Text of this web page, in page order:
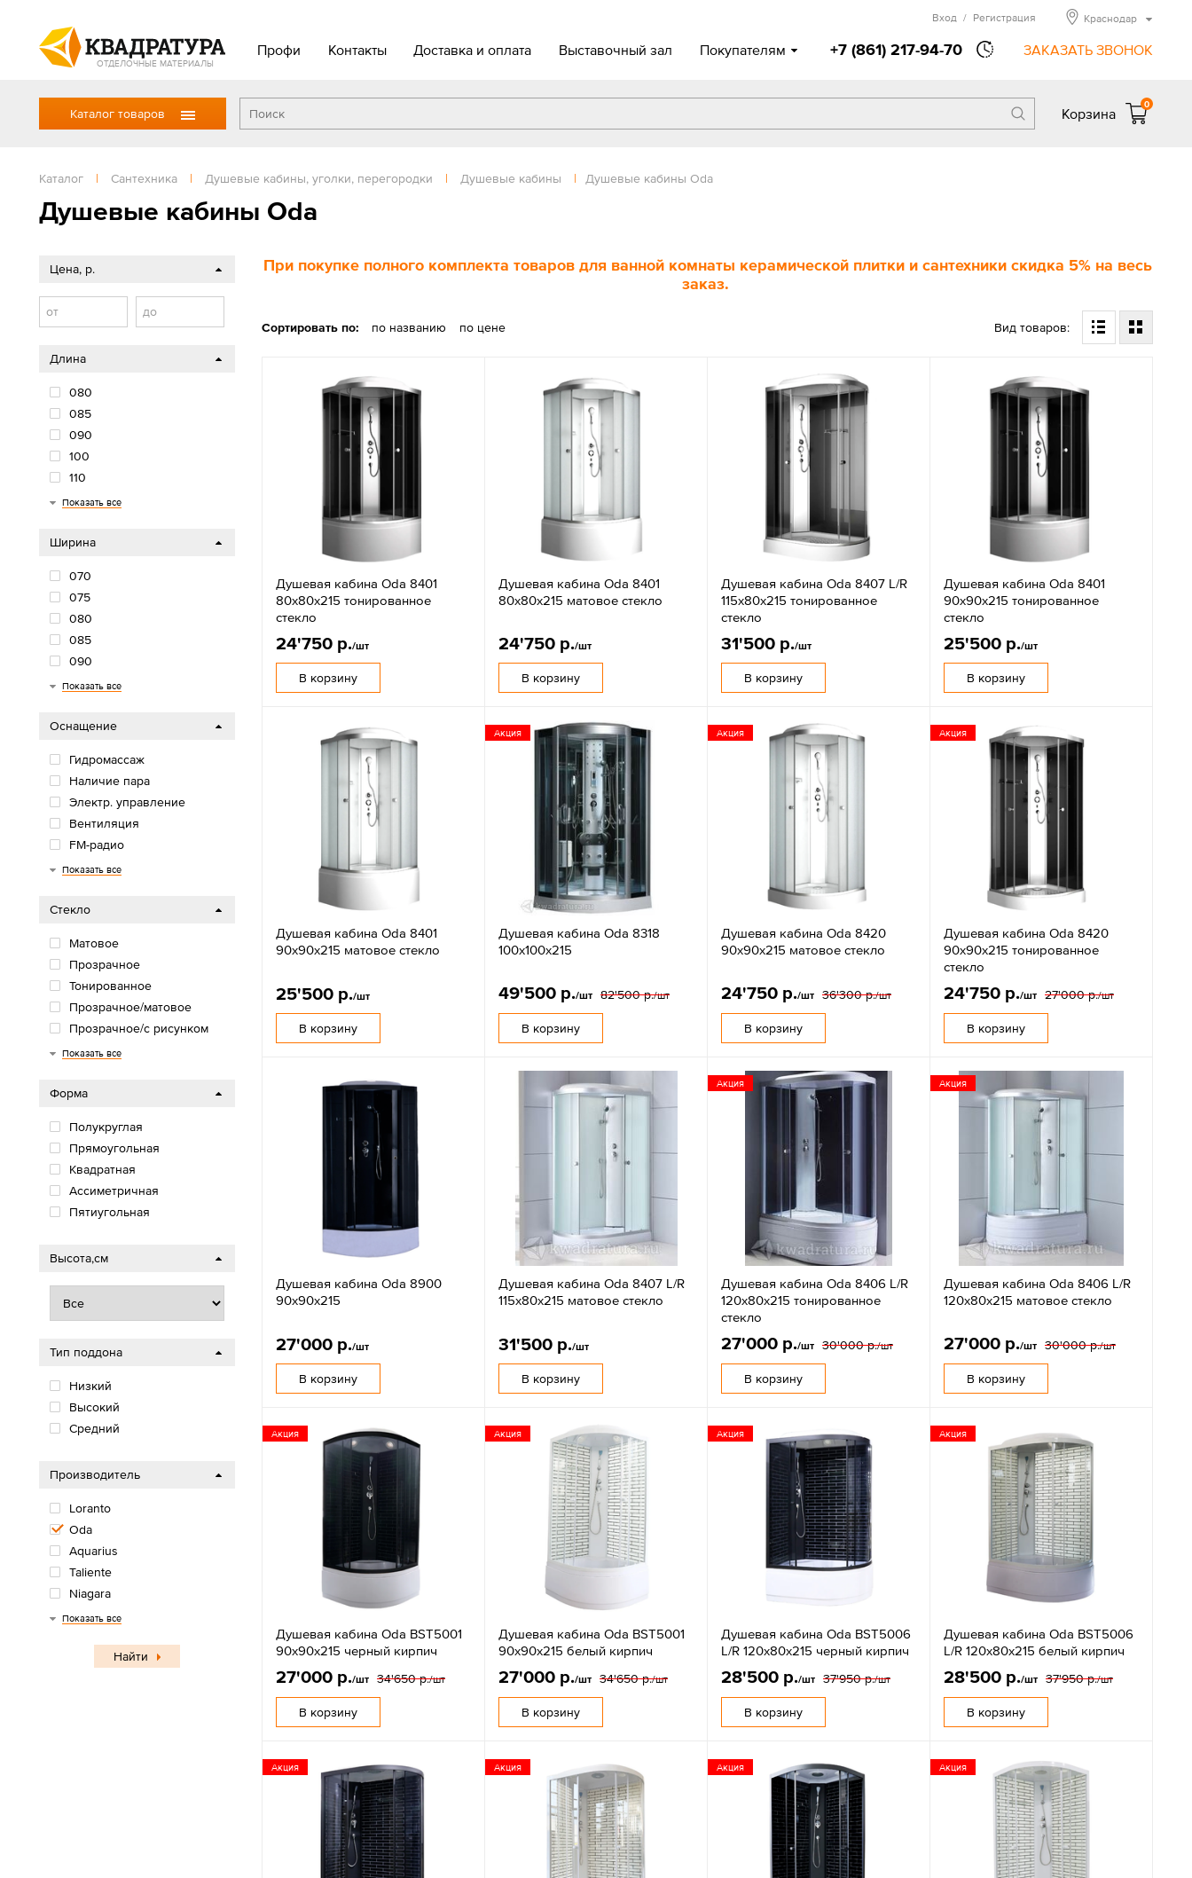
ОТДЕЛОЧНЫЕ МАТЕРИАЛЫ
Профи Контакты Доставка и оплата Выставочный зал Покупателям +7 (861) 217-94-70 ЗАКАЗАТЬ ЗВОНОК
Вход / Регистрация Краснодар
Каталог товаров Корзина
0
Каталог | Сантехника | Душевые кабины, уголки, перегородки | Душевые кабины | Душевые кабины Oda
Душевые кабины Oda
При покупке полного комплекта товаров для ванной комнаты керамической плитки и сантехники скидка 5% на весь
заказ.
Сортировать по: по названию по цене Вид товаров:
Душевая кабина Oda 8401
80х80х215 тонированное
стекло
24'750 р./шт
В корзину
Душевая кабина Oda 8401
80х80х215 матовое стекло
24'750 р./шт
В корзину
Душевая кабина Oda 8407 L/R
115х80х215 тонированное
стекло
31'500 р./шт
В корзину
Душевая кабина Oda 8401
90х90х215 тонированное
стекло
25'500 р./шт
В корзину
Душевая кабина Oda 8401
90х90х215 матовое стекло
25'500 р./шт
В корзину
Акция
Душевая кабина Oda 8318
100х100х215
49'500 р./шт 82'500 р./шт
В корзину
Акция
Душевая кабина Oda 8420
90х90х215 матовое стекло
24'750 р./шт 36'300 р./шт
В корзину
Акция
Душевая кабина Oda 8420
90х90х215 тонированное
стекло
24'750 р./шт 27'000 р./шт
В корзину
Душевая кабина Oda 8900
90х90х215
27'000 р./шт
В корзину
Душевая кабина Oda 8407 L/R
115х80х215 матовое стекло
31'500 р./шт
В корзину
Акция
Душевая кабина Oda 8406 L/R
120х80х215 тонированное
стекло
27'000 р./шт 30'000 р./шт
В корзину
Акция
Душевая кабина Oda 8406 L/R
120х80х215 матовое стекло
27'000 р./шт 30'000 р./шт
В корзину
Акция
Душевая кабина Oda BST5001
90х90х215 черный кирпич
27'000 р./шт 34'650 р./шт
В корзину
Акция
Душевая кабина Oda BST5001
90х90х215 белый кирпич
27'000 р./шт 34'650 р./шт
В корзину
Акция
Душевая кабина Oda BST5006
L/R 120х80х215 черный кирпич
28'500 р./шт 37'950 р./шт
В корзину
Акция
Душевая кабина Oda BST5006
L/R 120х80х215 белый кирпич
28'500 р./шт 37'950 р./шт
В корзину
Акция Акция Акция Акция
Цена, р.
от до
Длина
080
085
090
100
110
115
116
120
135
150
170
Показать все
Ширина
070
075
080
085
090
100
110
120
135
Показать все
Оснащение
Гидромассаж
Наличие пара
Электр. управление
Вентиляция
FM-радио
Тропический душ
Сауна
Освещение
Гидромассаж ног
Сенсорное управление
Гидромассаж спины
Без крыши
С крышей
Показать все
Стекло
Матовое
Прозрачное
Тонированное
Прозрачное/матовое
Прозрачное/с рисунком
Серое
Тонированное/с рисунком
Показать все
Форма
Полукруглая
Прямоугольная
Квадратная
Ассиметричная
Пятиугольная
Высота,см
Тип поддона
Низкий
Высокий
Средний
Производитель
Loranto
Oda
Aquarius
Taliente
Niagara
Grossman
Дана
Показать все
Найти